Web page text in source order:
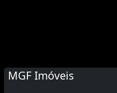
MGF Imóveis